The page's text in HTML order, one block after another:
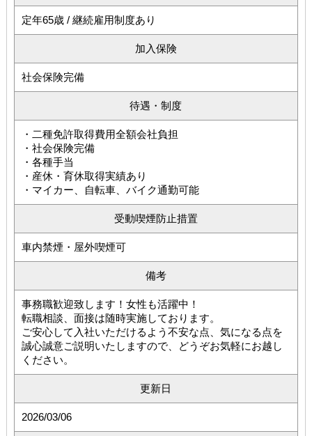
定年65歳 / 継続雇用制度あり
加入保険
社会保険完備
待遇・制度
・二種免許取得費用全額会社負担
・社会保険完備
・各種手当
・産休・育休取得実績あり
・マイカー、自転車、バイク通勤可能
受動喫煙防止措置
車内禁煙・屋外喫煙可
備考
事務職歓迎致します！女性も活躍中！
転職相談、面接は随時実施しております。
ご安心して入社いただけるよう不安な点、気になる点を
誠心誠意ご説明いたしますので、どうぞお気軽にお越し
ください。
更新日
2026/03/06